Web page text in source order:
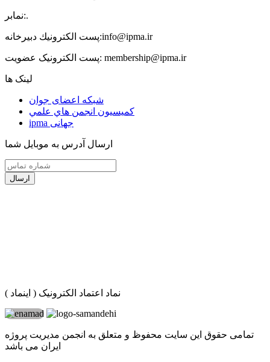
نمابر:.
پست الكترونيك دبیرخانه:info@ipma.ir
پست الکترونیک عضویت: membership@ipma.ir
لینک ها
شبکه اعضای جوان
كميسيون انجمن هاي علمي
ipma جهانی
ارسال آدرس به موبایل شما
ارسال
نماد اعتماد الکترونیک ( اینماد )
تمامی حقوق این سایت محفوظ و متعلق به انجمن مدیریت پروژه
ایران می باشد